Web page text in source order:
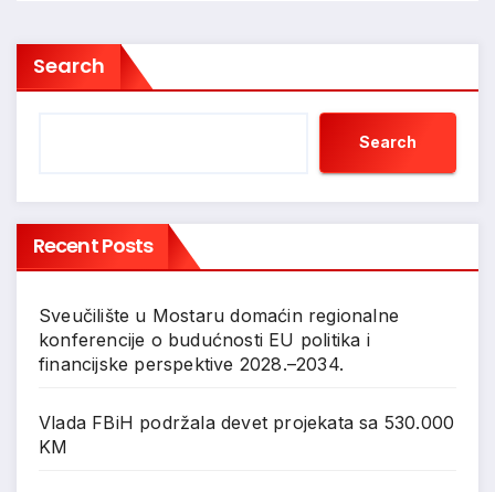
Search
Search
Recent Posts
Sveučilište u Mostaru domaćin regionalne
konferencije o budućnosti EU politika i
financijske perspektive 2028.–2034.
Vlada FBiH podržala devet projekata sa 530.000
KM